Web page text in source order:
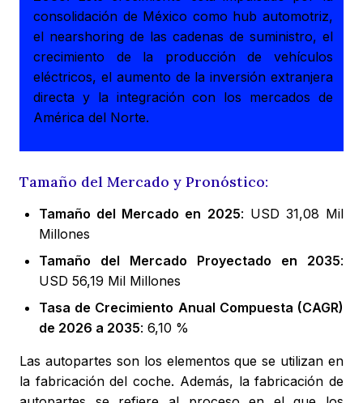
consolidación de México como hub automotriz,
el nearshoring de las cadenas de suministro, el
crecimiento de la producción de vehículos
eléctricos, el aumento de la inversión extranjera
directa y la integración con los mercados de
América del Norte.
Tamaño del Mercado y Pronóstico:
Tamaño del Mercado en 2025: USD 31,08 Mil
Millones
Tamaño del Mercado Proyectado en 2035:
USD 56,19 Mil Millones
Tasa de Crecimiento Anual Compuesta (CAGR)
de 2026 a 2035: 6,10 %
Las autopartes son los elementos que se utilizan en
la fabricación del coche. Además, la fabricación de